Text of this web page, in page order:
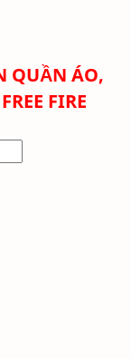
QUẦN ÁO,
FIRE